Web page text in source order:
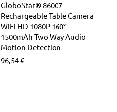
GloboStar® 86007
Rechargeable Table Camera
WiFi HD 1080P 160°
1500mAh Two Way Audio
Motion Detection
96,54€